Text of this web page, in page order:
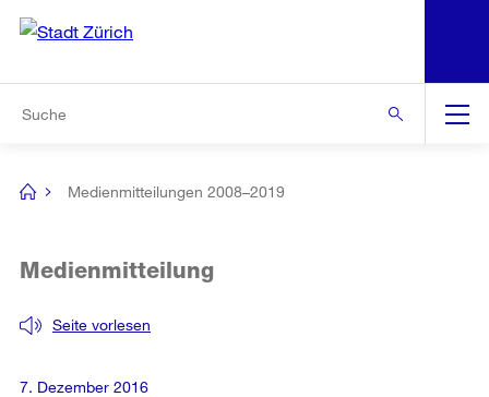
Navigation
[no
Medienmitteilungen 2008–2019
Seite vorlesen
Medienmitteilung
7. Dezember 2016